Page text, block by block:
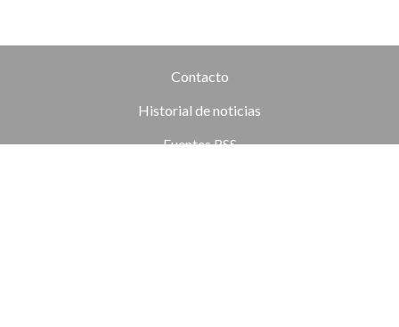
Contacto
Historial de noticias
Fuentes RSS